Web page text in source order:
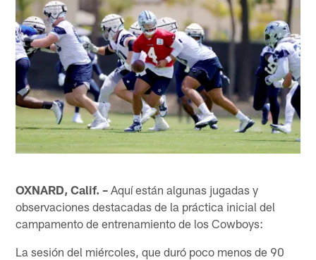
OXNARD, Calif. – Aquí están algunas jugadas y
observaciones destacadas de la práctica inicial del
campamento de entrenamiento de los Cowboys:
La sesión del miércoles, que duró poco menos de 90